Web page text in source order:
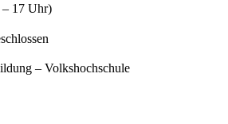
– 17 Uhr)
– Volkshochschule